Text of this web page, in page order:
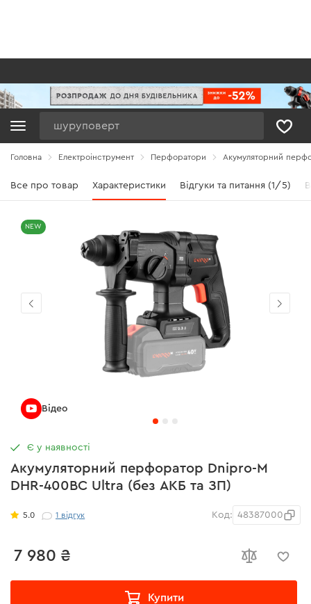
Головна Електроінструмент Перфоратори Акумуляторний
Все про товар Характеристики Відгуки та питання (1/5)
Акумуляторний перфоратор Dnipro-M
DHR-400BC Ultra (без АКБ та ЗП)
5.0 1 відгук Код: 48387000
7 980 ₴
Купити
Є у наявності
NEW
Відео